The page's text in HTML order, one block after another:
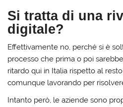
Si tratta di una
digitale?
Effettivamente no, perché si è
processo che prima o poi
ritardo qui in Italia rispetto al
comunque lavorando per
Intanto però, le aziende sono